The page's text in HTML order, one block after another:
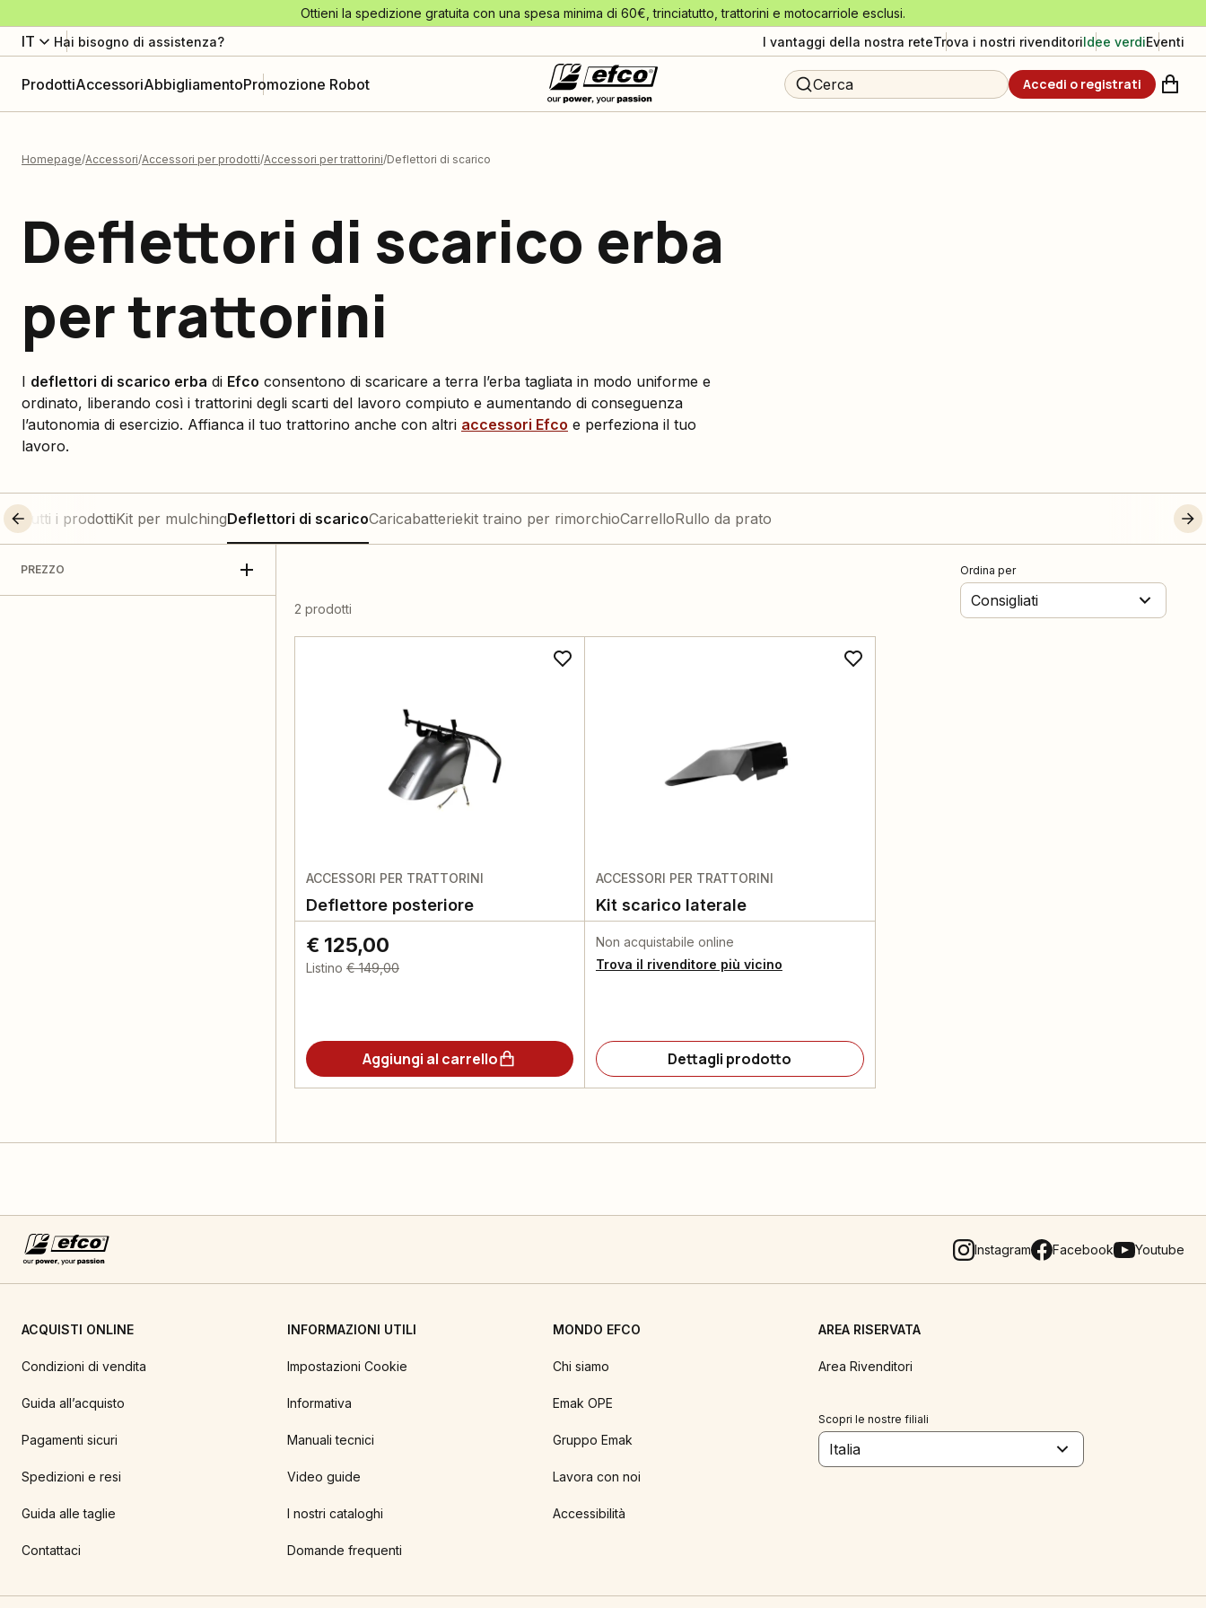
Ottieni la spedizione gratuita con una spesa minima di 60€, trinciatutto, trattorini e motocarriole esclusi.
IT Hai bisogno di assistenza? I vantaggi della nostra reteTrova i nostri rivenditoriIdee verdiEventi
ProdottiAccessoriAbbigliamentoPromozione Robot Cerca Accedi o registrati
Homepage Accessori Accessori per prodotti Accessori per trattorini Deflettori di scarico
Deflettori di scarico erba
per trattorini
I deflettori di scarico erba di Efco consentono di scaricare a terra l’erba tagliata in modo uniforme e
ordinato, liberando così i trattorini degli scarti del lavoro compiuto e aumentando di conseguenza
l’autonomia di esercizio. Affianca il tuo trattorino anche con altri accessori Efco e perfeziona il tuo
lavoro.
Tutti i prodottiKit per mulchingDeflettori di scaricoCaricabatteriekit traino per rimorchioCarrelloRullo da prato
PREZZO
2 prodotti
Ordina per
Consigliati
ACCESSORI PER TRATTORINI
Deflettore posteriore
€ 125,00
Listino € 149,00
Aggiungi al carrello
ACCESSORI PER TRATTORINI
Kit scarico laterale
Non acquistabile online
Trova il rivenditore più vicino
Dettagli prodotto
Instagram Facebook Youtube
ACQUISTI ONLINE
Condizioni di vendita
Guida all’acquisto
Pagamenti sicuri
Spedizioni e resi
Guida alle taglie
Contattaci
INFORMAZIONI UTILI
Impostazioni Cookie
Informativa
Manuali tecnici
Video guide
I nostri cataloghi
Domande frequenti
MONDO EFCO
Chi siamo
Emak OPE
Gruppo Emak
Lavora con noi
Accessibilità
AREA RISERVATA
Area Rivenditori
Scopri le nostre filiali
Italia